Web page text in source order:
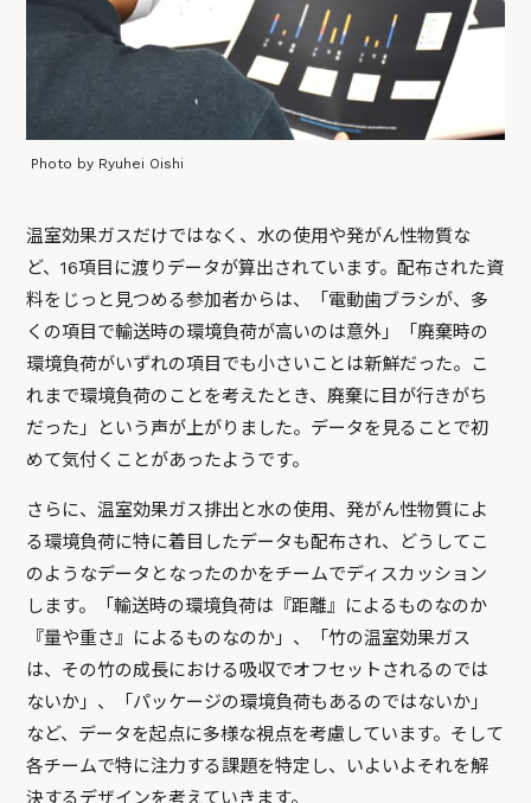
Photo by Ryuhei Oishi
温室効果ガスだけではなく、水の使用や発がん性物質な
ど、16項目に渡りデータが算出されています。配布された資
料をじっと見つめる参加者からは、「電動歯ブラシが、多
くの項目で輸送時の環境負荷が高いのは意外」「廃棄時の
環境負荷がいずれの項目でも小さいことは新鮮だった。こ
れまで環境負荷のことを考えたとき、廃棄に目が行きがち
だった」という声が上がりました。データを見ることで初
めて気付くことがあったようです。
さらに、温室効果ガス排出と水の使用、発がん性物質によ
る環境負荷に特に着目したデータも配布され、どうしてこ
のようなデータとなったのかをチームでディスカッション
します。「輸送時の環境負荷は『距離』によるものなのか
『量や重さ』によるものなのか」、「竹の温室効果ガス
は、その竹の成長における吸収でオフセットされるのでは
ないか」、「パッケージの環境負荷もあるのではないか」
など、データを起点に多様な視点を考慮しています。そして
各チームで特に注力する課題を特定し、いよいよそれを解
決するデザインを考えていきます。